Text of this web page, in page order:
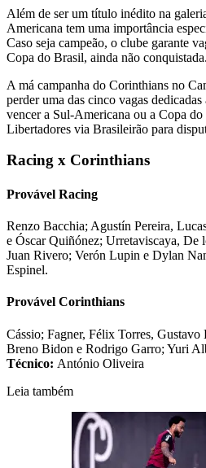
Além de ser um título inédito na
Americana tem uma importância
Caso seja campeão, o clube garante
Copa do Brasil, ainda não conquistada.
A má campanha do Corinthians no
perder uma das cinco vagas
vencer a Sul-Americana ou a Copa
Libertadores via Brasileirão para
Racing x Corinthians
Provável Racing
Renzo Bacchia; Agustín Pereira,
e Óscar Quiñónez; Urretaviscaya, De
Juan Rivero; Verón Lupin e Dylan
Espinel.
Provável Corinthians
Cássio; Fagner, Félix Torres,
Breno Bidon e Rodrigo Garro; Yuri
Técnico: António Oliveira
Leia também